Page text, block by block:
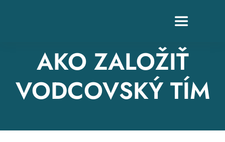
Toggle
AKO ZALOŽIŤ
VODCOVSKÝ TÍM